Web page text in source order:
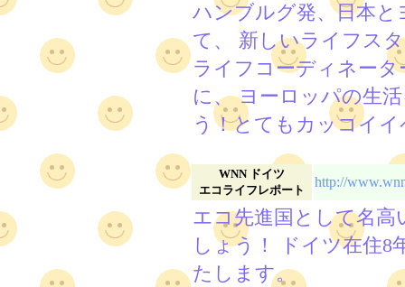
ハンブルグ発、日本
て、 新しいライフス
ライフコーディネー
に、 ヨーロッパの生
う！とてもカッコイ
WNN ドイツ
エコライフレポート
http://
エコ先進国として名
しょう！ ドイツ在住8
たします。